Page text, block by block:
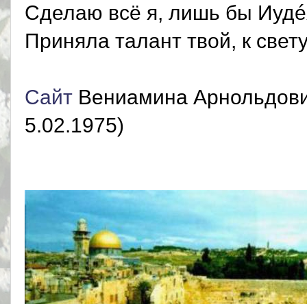
Сделаю всё я, лишь бы
Приняла талант твой, к
Сайт Вениамина
5.02.1975)